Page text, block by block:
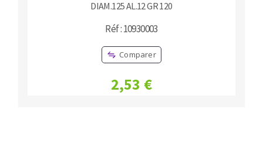
DIAM.125 AL.12 GR 120
Réf : 10930003
Comparer
2,53 €